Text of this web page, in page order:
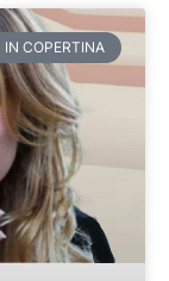
IN COPERTINA